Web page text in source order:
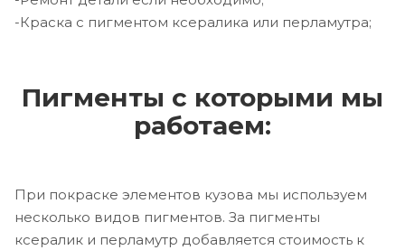
-Краска с пигментом ксералика или перламутра;
Пигменты с которыми мы
работаем:
При покраске элементов кузова мы используем
несколько видов пигментов. За пигменты
ксералик и перламутр добавляется стоимость к